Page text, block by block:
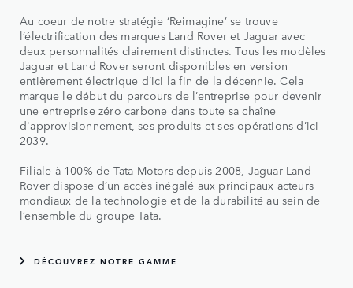
Au coeur de notre stratégie ‘Reimagine’ se trouve
l’électrification des marques Land Rover et Jaguar avec
deux personnalités clairement distinctes. Tous les modèles
Jaguar et Land Rover seront disponibles en version
entièrement électrique d’ici la fin de la décennie. Cela
marque le début du parcours de l’entreprise pour devenir
une entreprise zéro carbone dans toute sa chaîne
d'approvisionnement, ses produits et ses opérations d’ici
2039.
Filiale à 100% de Tata Motors depuis 2008, Jaguar Land
Rover dispose d’un accès inégalé aux principaux acteurs
mondiaux de la technologie et de la durabilité au sein de
l’ensemble du groupe Tata.
DÉCOUVREZ NOTRE GAMME